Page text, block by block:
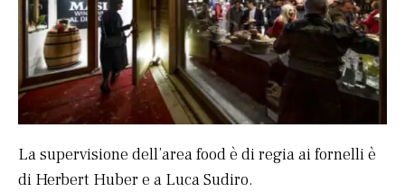
La supervisione dell’area food è di regia ai fornelli è
di Herbert Huber e a Luca Sudiro.